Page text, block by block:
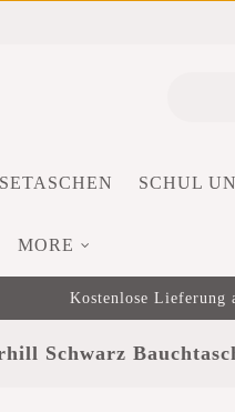
SCHUL
MORE
Kostenlose Lieferung
Schwarz